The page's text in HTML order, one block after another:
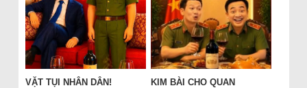
VẶT TỤI NHÂN DÂN! KIM BÀI CHO QUAN